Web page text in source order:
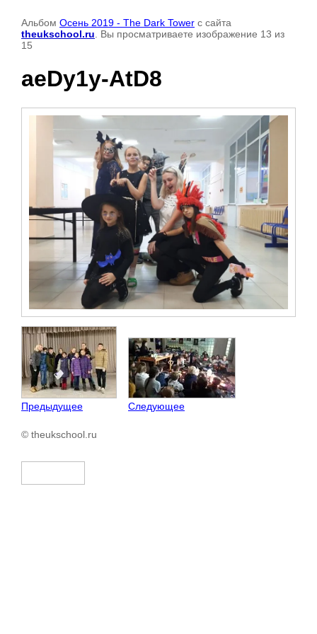
Альбом Осень 2019 - The Dark Tower с сайта
theukschool.ru . Вы просматриваете изображение 13 из
15
aeDy1y-AtD8
Предыдущее Следующее
© theukschool.ru